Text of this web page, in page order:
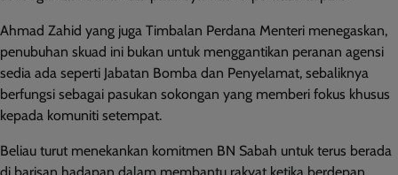
Ahmad Zahid yang juga Timbalan Perdana Menteri menegaskan,
penubuhan skuad ini bukan untuk menggantikan peranan agensi
sedia ada seperti Jabatan Bomba dan Penyelamat, sebaliknya
berfungsi sebagai pasukan sokongan yang memberi fokus khusus
kepada komuniti setempat.
Beliau turut menekankan komitmen BN Sabah untuk terus berada